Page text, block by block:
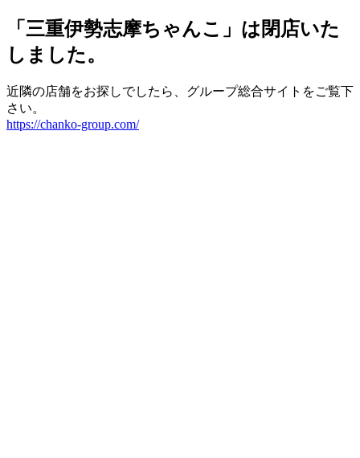
「三重伊勢志摩ちゃんこ」は閉店いた
しました。
近隣の店舗をお探しでしたら、グループ総合サイトをご覧下
さい。
https://chanko-group.com/